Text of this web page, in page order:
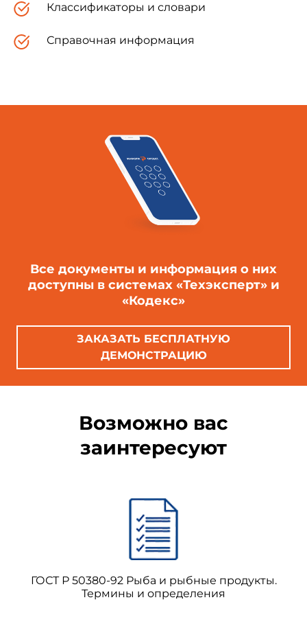
Таджикистан
Классификаторы и словари
Справочная информация
Все документы и информация о них
доступны в системах «Техэксперт» и
«Кодекс»
ЗАКАЗАТЬ БЕСПЛАТНУЮ
ДЕМОНСТРАЦИЮ
Возможно вас
заинтересуют
ГОСТ Р 50380-92 Рыба и рыбные продукты.
Термины и определения